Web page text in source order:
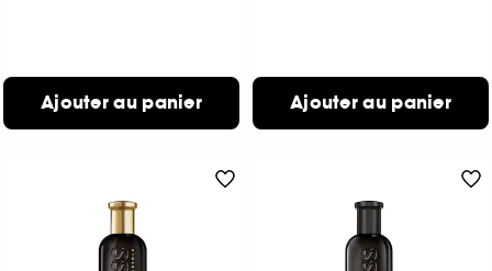
Ajouter au panier Ajouter au panier